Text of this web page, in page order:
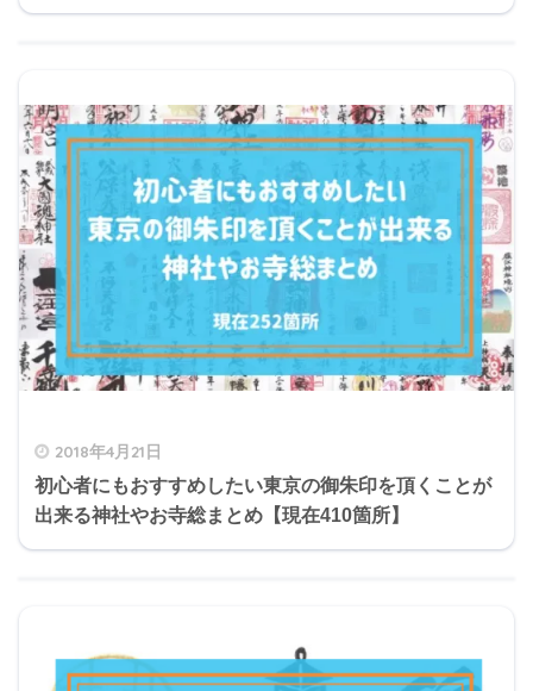
2018年4月21日
初心者にもおすすめしたい東京の御朱印を頂くことが
出来る神社やお寺総まとめ【現在410箇所】